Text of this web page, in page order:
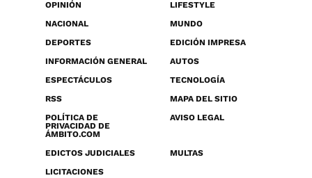
OPINIÓN
LIFESTYLE
NACIONAL
MUNDO
DEPORTES
EDICIÓN IMPRESA
INFORMACIÓN GENERAL
AUTOS
ESPECTÁCULOS
TECNOLOGÍA
RSS
MAPA DEL SITIO
POLÍTICA DE
PRIVACIDAD DE
ÁMBITO.COM
AVISO LEGAL
EDICTOS JUDICIALES
MULTAS
LICITACIONES